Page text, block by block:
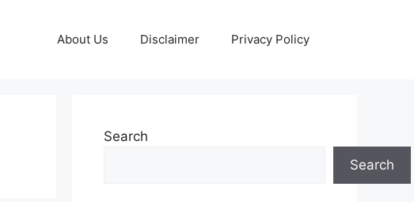
About Us Disclaimer Privacy Policy
Search
Search